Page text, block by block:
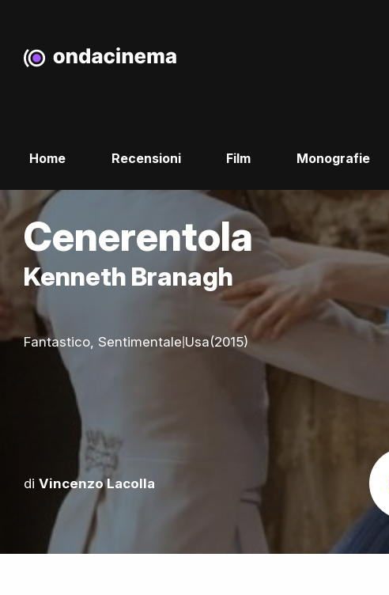
Home Recensioni Film Monografie
Cenerentola
Kenneth Branagh
Fantastico, Sentimentale|Usa(2015)
diVincenzo Lacolla